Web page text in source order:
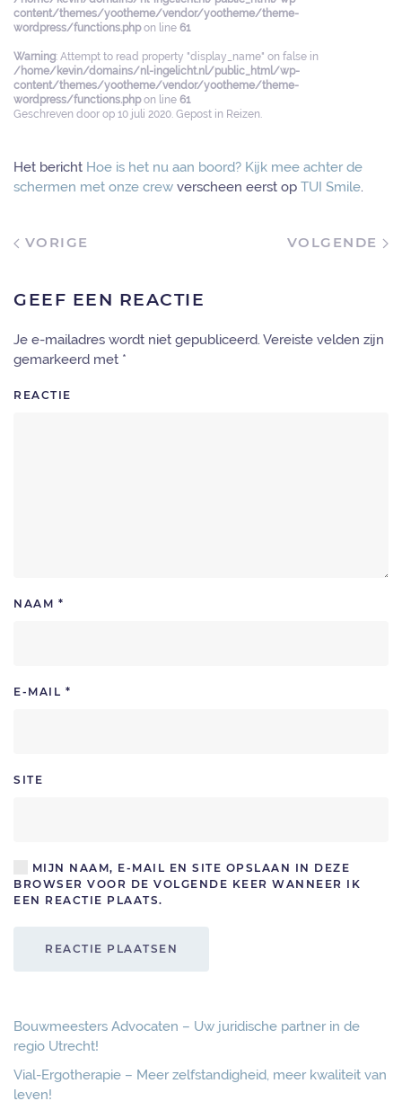
content/themes/yootheme/vendor/yootheme/theme-
wordpress/functions.phpon line 61
Warning: Attempt to read property "display_name" on false in
/home/kevin/domains/nl-ingelicht.nl/public_html/wp-
content/themes/yootheme/vendor/yootheme/theme-
wordpress/functions.phpon line 61
Geschreven door op 10 juli 2020. Gepost in Reizen.
Het bericht Hoe is het nu aan boord? Kijk mee achter de
schermen met onze crew verscheen eerst op TUI Smile.
VORIGE VOLGENDE
GEEF EEN REACTIE
Je e-mailadres wordt niet gepubliceerd. Vereiste velden zijn
gemarkeerd met *
REACTIE
NAAM *
E-MAIL *
SITE
MIJN NAAM, E-MAIL EN SITE OPSLAAN IN DEZE
BROWSER VOOR DE VOLGENDE KEER WANNEER IK
EEN REACTIE PLAATS.
REACTIE PLAATSEN
Bouwmeesters Advocaten – Uw juridische partner in de
regio Utrecht!
Vial-Ergotherapie – Meer zelfstandigheid, meer kwaliteit van
leven!